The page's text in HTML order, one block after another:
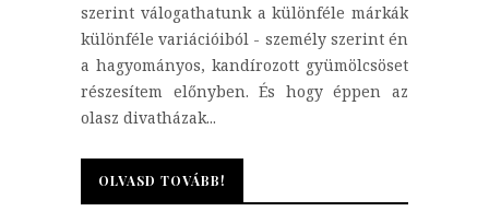
szerint válogathatunk a különféle márkák
különféle variációiból - személy szerint én
a hagyományos, kandírozott gyümölcsöset
részesítem előnyben. És hogy éppen az
olasz divatházak...
OLVASD TOVÁBB!
OLVASD TOVÁBB!